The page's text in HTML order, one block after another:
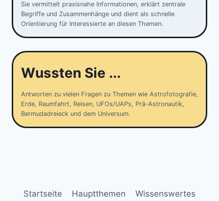
Sie vermittelt praxisnahe Informationen, erklärt zentrale
Begriffe und Zusammenhänge und dient als schnelle
Orientierung für Interessierte an diesen Themen.
Wussten Sie ...
Antworten zu vielen Fragen zu Themen wie Astrofotografie,
Erde, Raumfahrt, Reisen, UFOs/UAPs, Prä-Astronautik,
Bermudadreieck und dem Universum.
Startseite Hauptthemen Wissenswertes